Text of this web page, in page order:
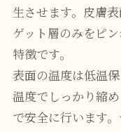
生させます。皮膚
ゲット層のみをピ
特徴です。
表面の温度は低温
温度でしっかり縮
で安全に行います